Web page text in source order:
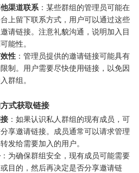
渠道联系 ：某些群组的管理员可能在
上留下联系方式，用户可以通过这些
请链接。注意礼貌沟通，说明加入目
能性。
性 ：管理员提供的邀请链接可能具有
制。用户需要尽快使用链接，以免因
群组。
式获取链接
：如果认识私人群组的现有成员，可
享邀请链接。成员通常可以请求管理
发给需要加入的用户。
：为确保群组安全，现有成员可能需要
目的，然后再决定是否分享邀请链